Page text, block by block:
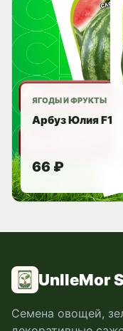
ЯГОДЫ И ФРУКТЫ
Арбуз Юлия F1
66 ₽
UnlleMor
Семена овощей,